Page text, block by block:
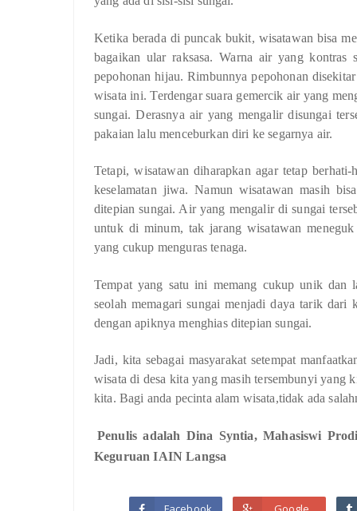
Ketika berada di puncak bukit, wisatawan bisa
bagaikan ular raksasa. Warna air yang kontras
pepohonan hijau. Rimbunnya pepohonan
wisata ini. Terdengar suara gemercik air yang
sungai. Derasnya air yang mengalir disungai
pakaian lalu menceburkan diri ke segarnya air.
Tetapi, wisatawan diharapkan agar tetap
keselamatan jiwa. Namun wisatawan masih
ditepian sungai. Air yang mengalir di sungai
untuk di minum, tak jarang wisatawan
yang cukup menguras tenaga.
Tempat yang satu ini memang cukup unik dan
seolah memagari sungai menjadi daya tarik dari
dengan apiknya menghias ditepian sungai.
Jadi, kita sebagai masyarakat setempat
wisata di desa kita yang masih tersembunyi yang
kita. Bagi anda pecinta alam wisata,tidak ada
Penulis adalah Dina Syntia, Mahasiswi
Keguruan IAIN Langsa